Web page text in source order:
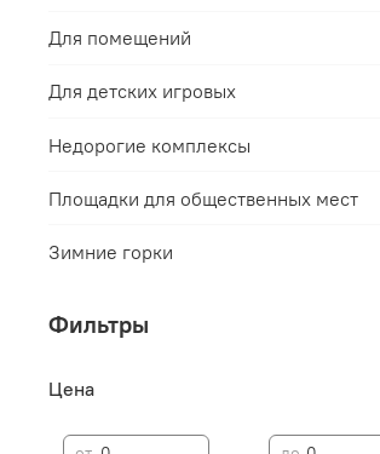
Для помещений
Для детских игровых
Недорогие комплексы
Площадки для общественных мест
Зимние горки
Фильтры
Цена